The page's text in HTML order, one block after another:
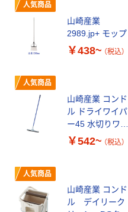
人気商品
山崎産業
2989.jp+ モップ
￥438~ （税込）
人気商品
山崎産業 コンド
ル ドライワイパ
ー45 水切りワイ
パー 床用
￥542~ （税込）
人気商品
山崎産業 コンド
ル デイリーク